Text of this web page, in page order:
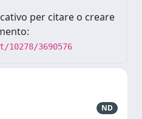
per citare o creare
3690576
ND